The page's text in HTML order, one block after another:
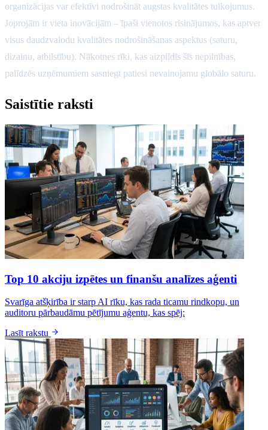
organizācijas var efektīvi nodrošināt augstas kvalitātes tulkojumus.
Joprojām ir vieta inovācijām – īpaši vienotos risinājumos, kas aptver
visus daudzvalodu kvalitātes nodrošināšanas aspektus (saturu,
dizainu, atbilstību). Nākotnes rīki, kas aizpildīs šīs nepilnības,
palīdzēs uzņēmumiem sasniegt patiesi nevainojamu globālo saturu.
Saistītie raksti
Top 10 akciju izpētes un finanšu analīzes aģenti
Svarīga atšķirība ir starp AI rīku, kas rada ticamu rindkopu, un
auditoru pārbaudāmu pētījumu aģentu, kas spēj:
Lasīt rakstu